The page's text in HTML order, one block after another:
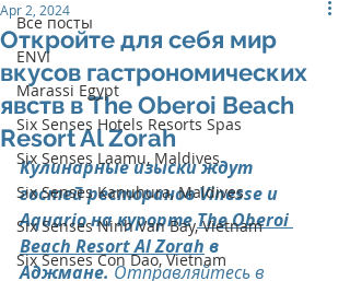
Все посты
ENVI
Marassi Egypt
Six Senses Hotels Resorts Spas
Six Senses Laamu, Maldives
Six Senses Kanuhura, Maldives
Six Senses Ninh Van Bay, Vietnam
Six Senses Con Dao, Vietnam
Откройте для себя мир
вкусов гастрономических
явств в The Oberoi Beach
Resort Al Zorah
Apr 2, 2024
Кулинарные изыски ждут
гостей ресторанов Vinesse и
Aquario на курорте The Oberoi
Beach Resort Al Zorah в
Аджмане. Отправляйтесь в